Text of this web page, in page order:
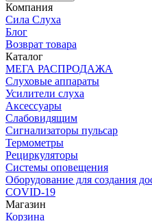
Компания
Сила Слуха
Блог
Возврат товара
Каталог
МЕГА РАСПРОДАЖА
Слуховые аппараты
Усилители слуха
Аксессуары
Слабовидящим
Сигнализаторы пульсар
Термометры
Рециркуляторы
Cистемы оповещения
Оборудование для создания
COVID-19
Магазин
Корзина